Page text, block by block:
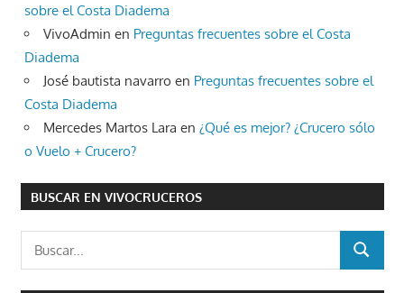
sobre el Costa Diadema
VivoAdmin en Preguntas frecuentes sobre el Costa
Diadema
José bautista navarro en Preguntas frecuentes sobre el
Costa Diadema
Mercedes Martos Lara en ¿Qué es mejor? ¿Crucero sólo
o Vuelo + Crucero?
BUSCAR EN VIVOCRUCEROS
BUSCAR